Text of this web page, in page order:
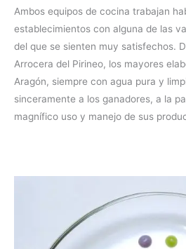
Ambos equipos de cocina trabajan
establecimientos con alguna de las
del que se sienten muy satisfechos.
Arrocera del Pirineo, los mayores
Aragón, siempre con agua pura y
sinceramente a los ganadores, a la
magnífico uso y manejo de sus